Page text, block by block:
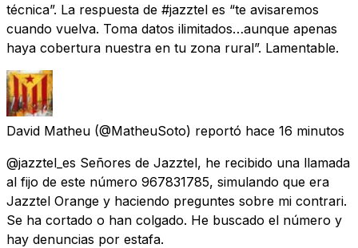
técnica”. La respuesta de #jazztel es “te avisaremos
cuando vuelva. Toma datos ilimitados…aunque apenas
haya cobertura nuestra en tu zona rural”. Lamentable.
David Matheu (@MatheuSoto) reportó hace 16 minutos
@jazztel_es Señores de Jazztel, he recibido una llamada
al fijo de este número 967831785, simulando que era
Jazztel Orange y haciendo preguntes sobre mi contrari.
Se ha cortado o han colgado. He buscado el número y
hay denuncias por estafa.